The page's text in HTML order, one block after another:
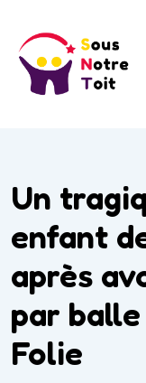
Un
enfant
après
par
Folie